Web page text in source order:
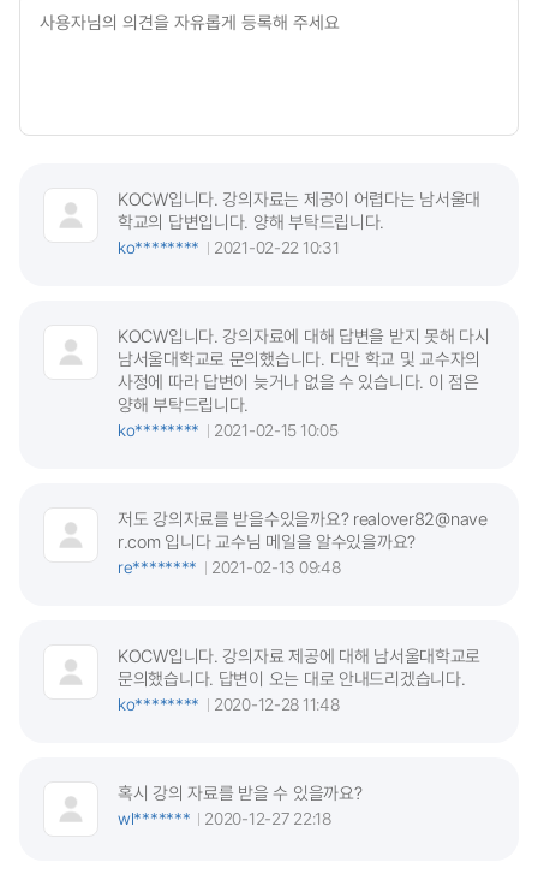
KOCW입니다. 강의자료는 제공이 어렵다는 남서울대
학교의 답변입니다. 양해 부탁드립니다.
ko********
2021-02-22 10:31
KOCW입니다. 강의자료에 대해 답변을 받지 못해 다시
남서울대학교로 문의했습니다. 다만 학교 및 교수자의
사정에 따라 답변이 늦거나 없을 수 있습니다. 이 점은
양해 부탁드립니다.
ko********
2021-02-15 10:05
저도 강의자료를 받을수있을까요? realover82@nave
r.com 입니다 교수님 메일을 알수있을까요?
re********
2021-02-13 09:48
KOCW입니다. 강의자료 제공에 대해 남서울대학교로
문의했습니다. 답변이 오는 대로 안내드리겠습니다.
ko********
2020-12-28 11:48
혹시 강의 자료를 받을 수 있을까요?
wl*******
2020-12-27 22:18